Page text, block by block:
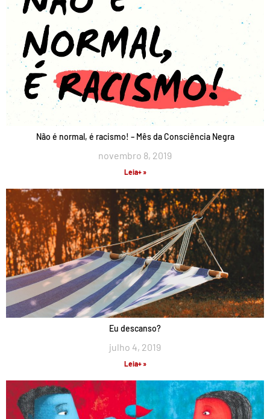
Não é normal, é racismo! – Mês da Consciência Negra
novembro 8, 2019
Leia+ »
Eu descanso?
julho 4, 2019
Leia+ »